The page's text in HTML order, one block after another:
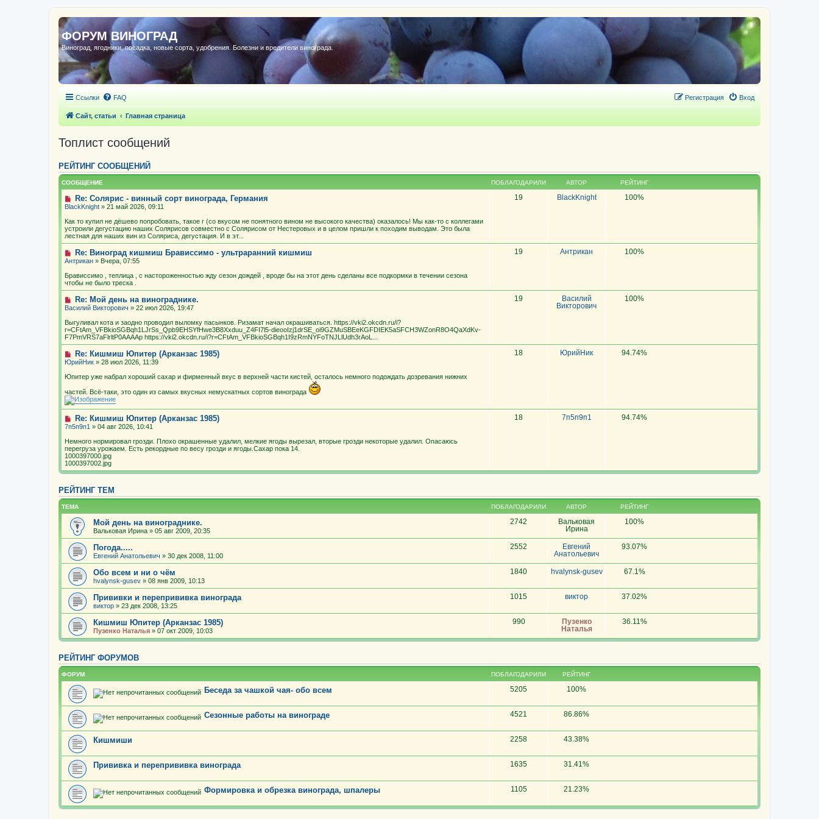
ФОРУМ ВИНОГРАД
Виноград, ягодники, посадка, новые сорта, удобрения. Болезни и вредители винограда.
Ссылки FAQ Вход
Регистрация
Сайт, статьи Главная страница
Топлист сообщений
РЕЙТИНГ СООБЩЕНИЙ
СООБЩЕНИЕ ПОБЛАГОДАРИЛИ АВТОР РЕЙТИНГ
Re: Солярис - винный сорт винограда, Германия
BlackKnight » 21 май 2026, 09:11
Как то купил не дёшево попробовать, такое г (со вкусом не понятного вином не высокого качества) оказалось! Мы как-то с коллегами
устроили дегустацию наших Солярисов совместно с Солярисом от Нестеровых и в целом пришли к походим выводам. Это была
лестная для наших вин из Соляриса, дегустация. И в эт...
19 BlackKnight 100%
Re: Виноград кишмиш Брависсимо - ультраранний кишмиш
Антрикан » Вчера, 07:55
Брависсимо , теплица , с настороженностью жду сезон дождей , вроде бы на этот день сделаны все подкормки в течении сезона
чтобы не было треска .
19 Антрикан 100%
Re: Мой день на винограднике.
Василий Викторович » 22 июл 2026, 19:47
Выгуливал кота и заодно проводил выломку пасынков. Ризамат начал окрашиваться. https://vki2.okcdn.ru/i?
r=CFtAm_VFBkioSGBqh1LJrSs_Qpb9EHSYfHwe3B8Xxduu_Z4FI7l5-dieooIzj1drSE_oi9GZMuSBEeKGFDIEK5aSFCH3WZonR8O4QaXdKv-
F7PmVRS7aFlrltP0AAAAp https://vki2.okcdn.ru/i?r=CFtAm_VFBkioSGBqh1I9zRmNYFoTNJLlUdh3rAoL...
19
Василий
Викторович
100%
Re: Кишмиш Юпитер (Арканзас 1985)
ЮрийНик » 28 июл 2026, 11:39
Юпитер уже набрал хороший сахар и фирменный вкус в верхней части кистей, осталось немного подождать дозревания нижних
частей. Всё-таки, это один из самых вкусных немускатных сортов винограда
18 ЮрийНик 94.74%
Re: Кишмиш Юпитер (Арканзас 1985)
7п5п9п1 » 04 авг 2026, 10:41
Немного нормировал грозди. Плохо окрашенные удалил, мелкие ягоды вырезал, вторые грозди некоторые удалил. Опасаюсь
перегруза урожаем. Есть рекордные по весу грозди и ягоды.Сахар пока 14.
1000397000.jpg
1000397002.jpg
18 7п5п9п1 94.74%
РЕЙТИНГ ТЕМ
ТЕМА ПОБЛАГОДАРИЛИ АВТОР РЕЙТИНГ
Мой день на винограднике.
Вальковая Ирина » 05 авг 2009, 20:35
2742
Вальковая
Ирина
100%
Погода.....
Евгений Анатольевич » 30 дек 2008, 11:00
2552
Евгений
Анатольевич
93.07%
Обо всем и ни о чём
hvalynsk-gusev » 08 янв 2009, 10:13
1840 hvalynsk-gusev 67.1%
Прививки и перепрививка винограда
виктор » 23 дек 2008, 13:25
1015 виктор 37.02%
Кишмиш Юпитер (Арканзас 1985)
Пузенко Наталья » 07 окт 2009, 10:03
990
Пузенко
Наталья
36.11%
РЕЙТИНГ ФОРУМОВ
ФОРУМ ПОБЛАГОДАРИЛИ РЕЙТИНГ
Беседа за чашкой чая- обо всем 5205 100%
Сезонные работы на винограде 4521 86.86%
Кишмиши 2258 43.38%
Прививка и перепрививка винограда 1635 31.41%
Формировка и обрезка винограда, шпалеры 1105 21.23%